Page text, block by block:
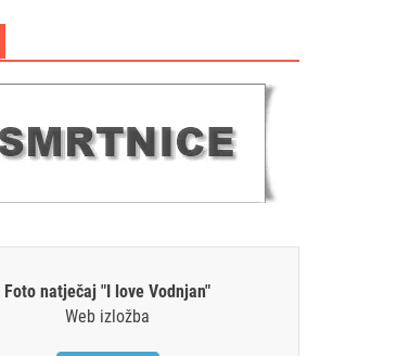
Foto natječaj "I love Vodnjan"
Web izložba